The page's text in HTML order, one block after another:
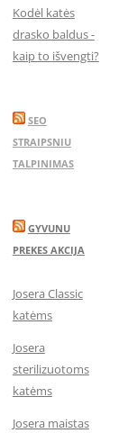
Kodėl katės
drasko baldus -
kaip to išvengti?
SEO
STRAIPSNIU
TALPINIMAS
GYVUNU
PREKES AKCIJA
Josera Classic
katėms
Josera
sterilizuotoms
katėms
Josera maistas